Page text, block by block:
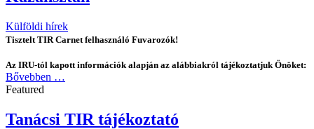
Külföldi hírek
Tisztelt TIR Carnet felhasználó Fuvarozók!
Az IRU-tól kapott információk alapján az alábbiakról tájékoztatjuk Önöket:
Bővebben …
Featured
Tanácsi TIR tájékoztató